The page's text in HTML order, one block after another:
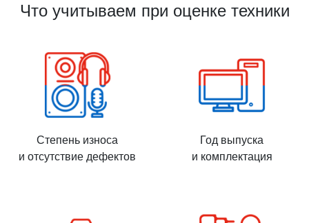
Что учитываем при оценке техники
Степень износа
и отсутствие дефектов
Год выпуска
и комплектация